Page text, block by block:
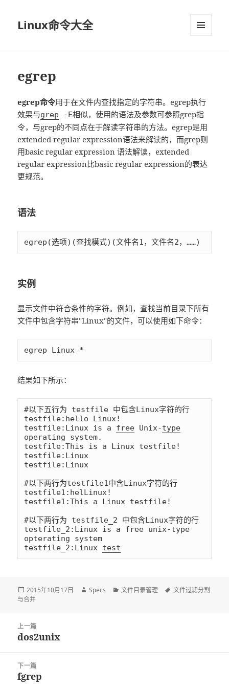
Linux命令大全
egrep
egrep命令用于在文件内查找指定的字符串。egrep执行
效果与grep -E相似，使用的语法及参数可参照grep指
令，与grep的不同点在于解读字符串的方法。egrep是用
extended regular expression语法来解读的，而grep则
用basic regular expression 语法解读，extended
regular expression比basic regular expression的表达
更规范。
语法
egrep(选项)(查找模式)(文件名1，文件名2，……)
实例
显示文件中符合条件的字符。例如，查找当前目录下所有
文件中包含字符串"Linux"的文件，可以使用如下命令：
egrep Linux *
结果如下所示：
#以下五行为 testfile 中包含Linux字符的行
testfile:hello Linux!
testfile:Linux is a free Unix-type
operating system.
testfile:This is a Linux testfile!
testfile:Linux
testfile:Linux
#以下两行为testfile1中含Linux字符的行
testfile1:helLinux!
testfile1:This a Linux testfile!
#以下两行为 testfile_2 中包含Linux字符的行
testfile_2:Linux is a free unix-type
opterating system
testfile_2:Linux test
发
布
2015年10月17日
作
Specs
分
文件目录管理
标
文件过滤分割
与合并
上一篇
上
文
章：
dos2unix
下一篇
下
fgrep